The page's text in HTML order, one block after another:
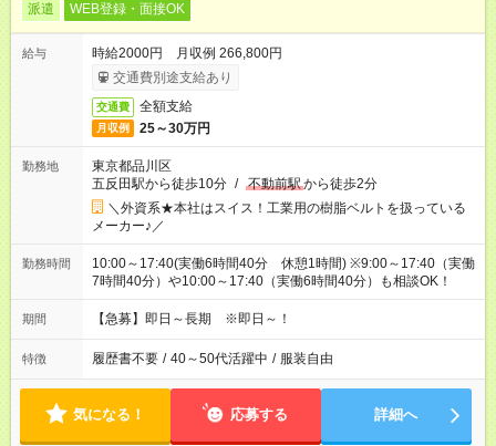
派遣 WEB登録・面接OK
給与
時給2000円 月収例 266,800円
交通費別途支給あり
交通費 全額支給
月収例 25～30万円
勤務地
東京都品川区
五反田駅から徒歩10分 / 不動前駅から徒歩2分
＼外資系★本社はスイス！工業用の樹脂ベルトを扱っている
メーカー♪／
勤務時間
10:00～17:40(実働6時間40分 休憩1時間) ※9:00～17:40（実働
7時間40分）や10:00～17:40（実働6時間40分）も相談OK！
期間 【急募】即日～長期 ※即日～！
特徴 履歴書不要 / 40～50代活躍中 / 服装自由
気になる！ 応募する 詳細へ